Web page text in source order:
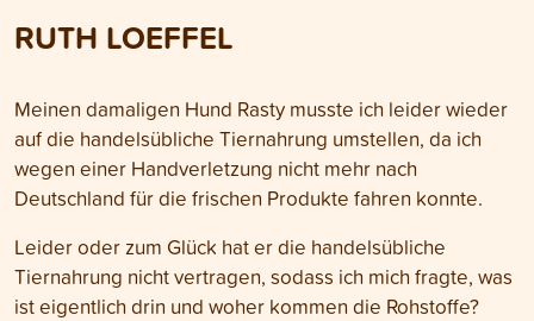
RUTH LOEFFEL
Meinen damaligen Hund Rasty musste ich leider wieder
auf die handelsübliche Tiernahrung umstellen, da ich
wegen einer Handverletzung nicht mehr nach
Deutschland für die frischen Produkte fahren konnte.
Leider oder zum Glück hat er die handelsübliche
Tiernahrung nicht vertragen, sodass ich mich fragte, was
ist eigentlich drin und woher kommen die Rohstoffe?